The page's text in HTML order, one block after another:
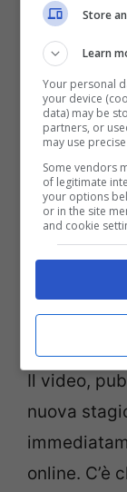
Lite
Il video,
nuova
online. C’è
Store
Learn
Your personal
your device
data) may be
partners, or
may use
Some vendors
of legitimate
your options
or in the site
and cookie